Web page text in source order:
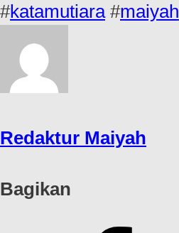
#katamutiara #maiyah
Redaktur Maiyah
Bagikan